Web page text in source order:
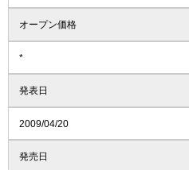
オープン価格
*
発表日
2009/04/20
発売日